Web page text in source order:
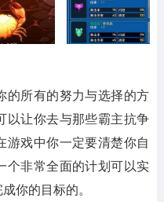
的所有的努力与选择的方
以让你去与那些霸主抗争
游戏中你一定要清楚你自
个非常全面的计划可以实
你的目标的。